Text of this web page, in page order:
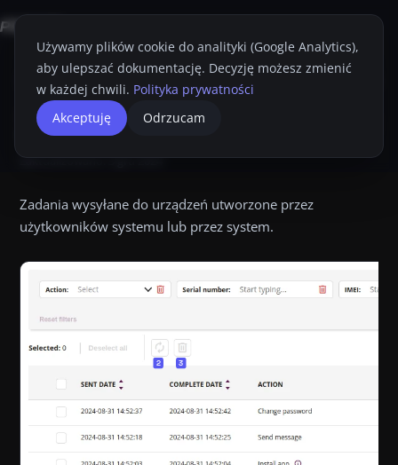
Strona główna Przewodnik Administratora
Zadania.
Zadania Zadania wysyłane do urządzeń utworzone przez
Zadania
Zaktualizowano:3 gru 2024
Zadania wysyłane do urządzeń utworzone przez
użytkowników systemu lub przez system.
Używamy plików cookie do analityki (Google Analytics),
aby ulepszać dokumentację. Decyzję możesz zmienić
w każdej chwili. Polityka prywatności
Akceptuję
Odrzucam